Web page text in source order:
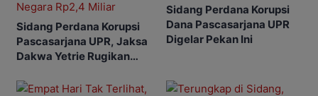
Sidang Perdana Korupsi
Pascasarjana UPR, Jaksa
Dakwa Yetrie Rugikan
Sidang Perdana Korupsi
Dana Pascasarjana UPR
Digelar Pekan Ini